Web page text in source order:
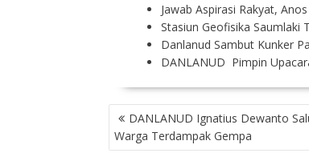
Jawab Aspirasi Rakyat,
Stasiun Geofisika Saumlaki
Danlanud Sambut Kunker
DANLANUD Pimpin
P
O
S
DANLANUD Ignatius Dewanto
Warga Terdampak Gempa